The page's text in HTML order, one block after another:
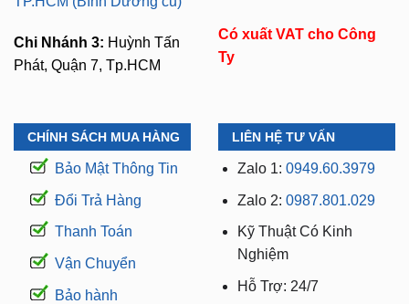
Chi Nhánh 3: Huỳnh Tấn
Phát, Quận 7, Tp.HCM
Có xuất VAT cho Công
Ty
CHÍNH SÁCH MUA HÀNG
Bảo Mật Thông Tin
Đổi Trả Hàng
Thanh Toán
Vận Chuyển
Bảo hành
LIÊN HỆ TƯ VẤN
Zalo 1: 0949.60.3979
Zalo 2: 0987.801.029
Kỹ Thuật Có Kinh
Nghiệm
Hỗ Trợ: 24/7